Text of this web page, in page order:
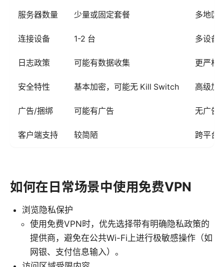
服务器数量 少量或固定套餐 多地区
连接设备 1-2 台 多设备
日志政策 可能有数据收集 更严格
安全特性 基本加密，可能无 Kill Switch 高级加
广告/捆绑 可能有广告 无广告
客户端支持 较简陋 跨平台
如何在日常场景中使用免费VPN
浏览隐私保护
使用免费VPN时，优先选择带有明确隐私政策的
提供商，避免在公共Wi-Fi上进行极敏感操作（如
网银、支付信息输入）。